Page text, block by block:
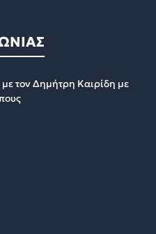
τον Δημήτρη Καιρίδη με